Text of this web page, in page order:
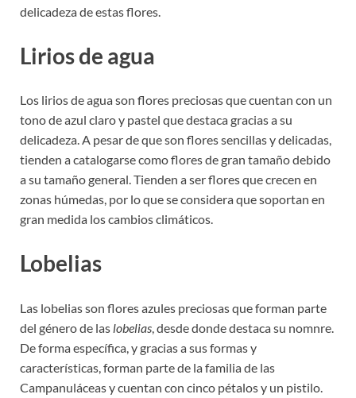
delicadeza de estas flores.
Lirios de agua
Los lirios de agua son flores preciosas que cuentan con un
tono de azul claro y pastel que destaca gracias a su
delicadeza. A pesar de que son flores sencillas y delicadas,
tienden a catalogarse como flores de gran tamaño debido
a su tamaño general. Tienden a ser flores que crecen en
zonas húmedas, por lo que se considera que soportan en
gran medida los cambios climáticos.
Lobelias
Las lobelias son flores azules preciosas que forman parte
del género de las lobelias , desde donde destaca su nomnre.
De forma específica, y gracias a sus formas y
características, forman parte de la familia de las
Campanuláceas y cuentan con cinco pétalos y un pistilo.